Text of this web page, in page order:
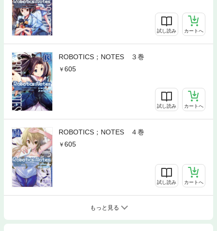
試し読み カートへ
ROBOTICS；NOTES ３巻
605
試し読み カートへ
ROBOTICS；NOTES ４巻
605
試し読み カートへ
もっと見る